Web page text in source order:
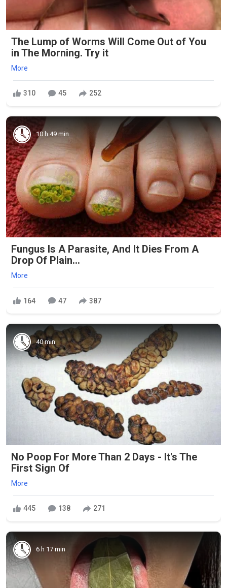
The Lump of Worms Will Come Out of You
in The Morning. Try it
More
310 45 252
10 h 49 min
Fungus Is A Parasite, And It Dies From A
Drop Of Plain...
More
164 47 387
40 min
No Poop For More Than 2 Days - It's The
First Sign Of
More
445 138 271
6 h 17 min